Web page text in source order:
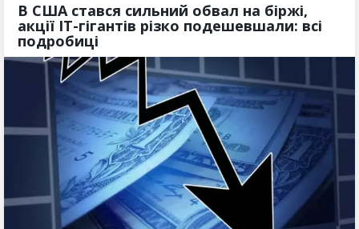
В США стався сильний обвал на біржі,
акції IT-гігантів різко подешевшали: всі
подробиці